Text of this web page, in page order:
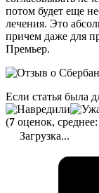
потом будет еще
лечения. Это
причем даже для
Премьер.
Если статья была
(7 оценок, среднее:
Загрузка...